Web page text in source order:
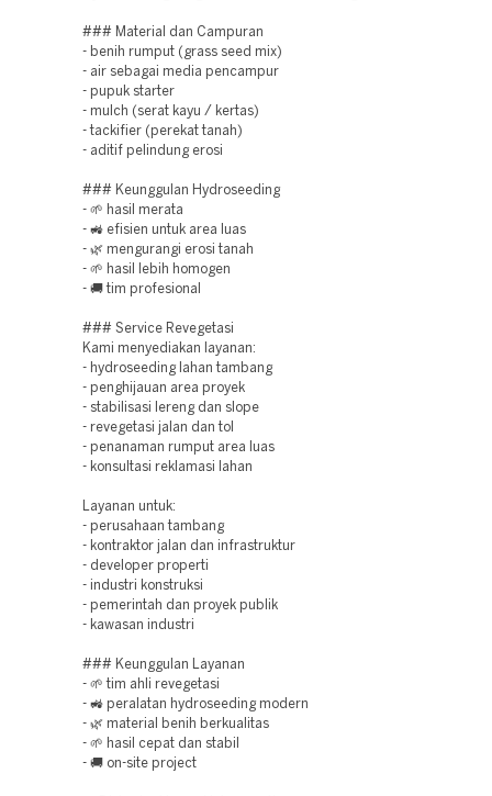
### Material dan Campuran
- benih rumput (grass seed mix)
- air sebagai media pencampur
- pupuk starter
- mulch (serat kayu / kertas)
- tackifier (perekat tanah)
- aditif pelindung erosi
### Keunggulan Hydroseeding
- 🌱 hasil merata
- 🚜 efisien untuk area luas
- 🌿 mengurangi erosi tanah
- 🌱 hasil lebih homogen
- 🚚 tim profesional
### Service Revegetasi
Kami menyediakan layanan:
- hydroseeding lahan tambang
- penghijauan area proyek
- stabilisasi lereng dan slope
- revegetasi jalan dan tol
- penanaman rumput area luas
- konsultasi reklamasi lahan
Layanan untuk:
- perusahaan tambang
- kontraktor jalan dan infrastruktur
- developer properti
- industri konstruksi
- pemerintah dan proyek publik
- kawasan industri
### Keunggulan Layanan
- 🌱 tim ahli revegetasi
- 🚜 peralatan hydroseeding modern
- 🌿 material benih berkualitas
- 🌱 hasil cepat dan stabil
- 🚚 on-site project